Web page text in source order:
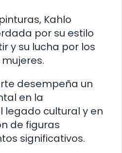
Kahlo
por su estilo
y su lucha por los
desempeña un
en la
legado cultural y en
de figuras
significativos.